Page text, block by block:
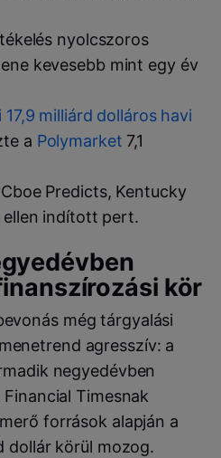
nyolcszoros
kevesebb mint egy év
17,9 milliárd dolláros havi
a Polymarket 7,1
Predicts, Kentucky
indított pert.
kör
még tárgyalási
agresszív: a
negyedévben
Timesnak
források alapján a
dollár körül mozog.